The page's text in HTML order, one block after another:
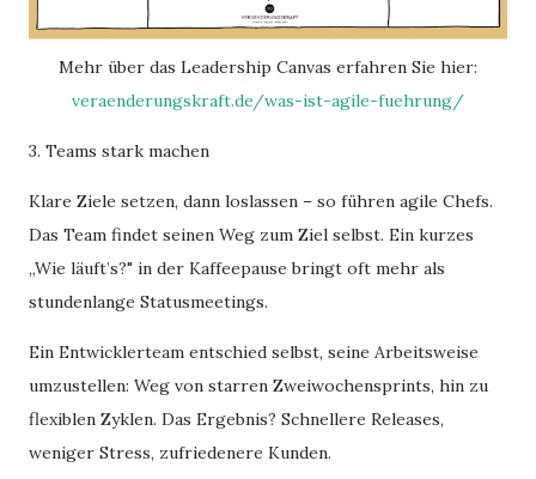
Mehr über das Leadership Canvas erfahren Sie hier:
veraenderungskraft.de/was-ist-agile-fuehrung/
3. Teams stark machen
Klare Ziele setzen, dann loslassen – so führen agile Chefs.
Das Team findet seinen Weg zum Ziel selbst. Ein kurzes
„Wie läuft’s?" in der Kaffeepause bringt oft mehr als
stundenlange Statusmeetings.
Ein Entwicklerteam entschied selbst, seine Arbeitsweise
umzustellen: Weg von starren Zweiwochensprints, hin zu
flexiblen Zyklen. Das Ergebnis? Schnellere Releases,
weniger Stress, zufriedenere Kunden.